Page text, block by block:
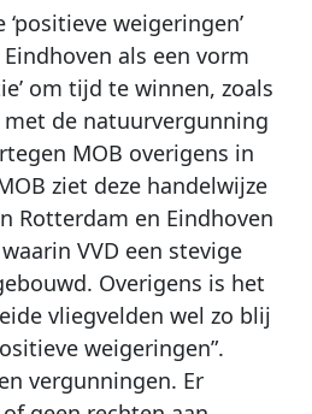
weigeringen’
als een vorm
om tijd te winnen, zoals
de natuurvergunning
MOB overigens in
ziet deze handelwijze
Rotterdam en Eindhoven
VVD een stevige
Overigens is het
vliegvelden wel zo blij
weigeringen”.
vergunningen. Er